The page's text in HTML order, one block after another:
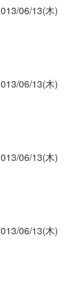
06/13(木)
06/13(木)
06/13(木)
06/13(木)